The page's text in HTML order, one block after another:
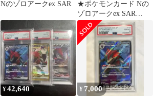
Nのゾロアークex SAR
★ポケモンカード Nの
ゾロアークex SAR
242/193 MEGAドリーム
ex ポケカ 中古★007749
¥42,640 ¥ 7,000